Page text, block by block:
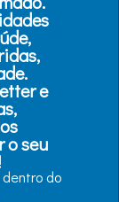
e
o seu
do